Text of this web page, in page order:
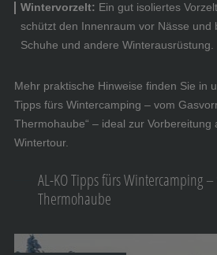
Wintervorzelt: Ein gut isoliertes
schützt den Innenraum vor Nässe und
Schuhe und andere Winterausrüstung.
Mehr praktische Hinweise finden Sie in
Tipps fürs Wintercamping – vom
Thermohaube“ – ideal zur Vorbereitung
Wintertour.
AL-KO Tipps fürs Wintercamping
Thermohaube